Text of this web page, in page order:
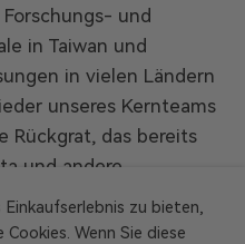
Forschungs- und
in Taiwan und
in vielen Ländern
unseres Kernteams
Rückgrat, das bereits
und andere
tätig war. Wir
Kapazitäten für F&E
Einkaufserlebnis zu bieten,
Wenn Sie diese